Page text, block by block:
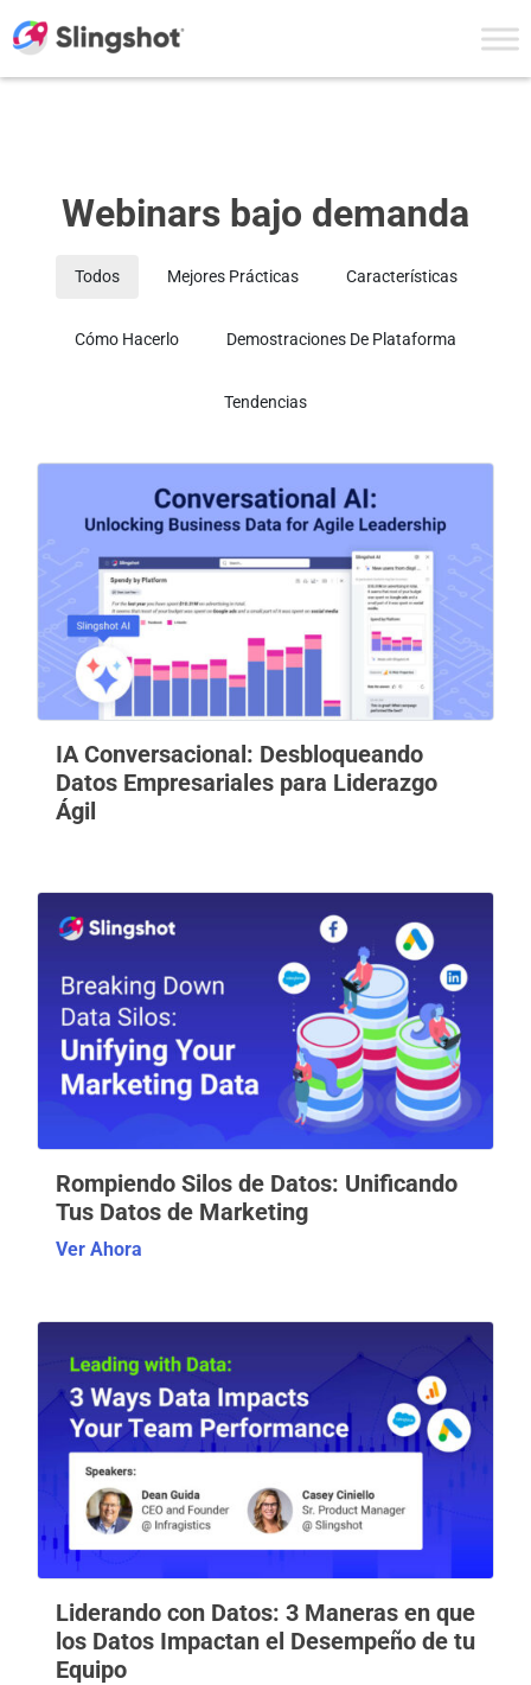
Webinars bajo demanda
Todos Mejores Prácticas Características
Cómo Hacerlo Demostraciones De Plataforma
Tendencias
IA Conversacional: Desbloqueando
Datos Empresariales para Liderazgo
Ágil
Rompiendo Silos de Datos: Unificando
Tus Datos de Marketing
Ver Ahora
Liderando con Datos: 3 Maneras en que
los Datos Impactan el Desempeño de tu
Equipo